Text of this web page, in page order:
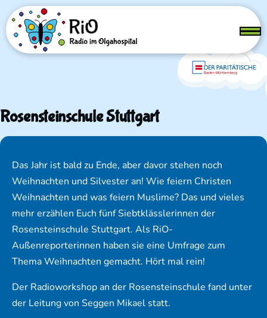
Direkt zum Inhalt
Menü
Rosensteinschule Stuttgart
Das Jahr ist bald zu Ende, aber davor stehen noch
Weihnachten und Silvester an! Wie feiern Christen
Weihnachten und was feiern Muslime? Das und vieles
mehr erzählen Euch fünf Siebtklässlerinnen der
Rosensteinschule Stuttgart. Als RiO-
Außenreporterinnen haben sie eine Umfrage zum
Thema Weihnachten gemacht. Hört mal rein!
Der Radioworkshop an der Rosensteinschule fand unter
der Leitung von Seggen Mikael statt.